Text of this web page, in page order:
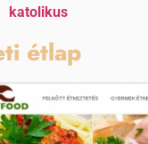
katolikus
étlap